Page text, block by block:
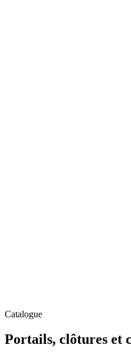
Catalogue
Portails, clôtures et